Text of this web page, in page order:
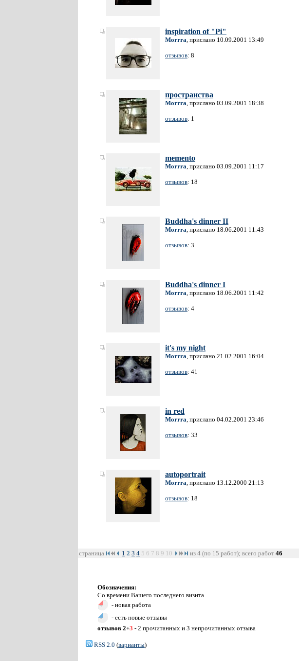
inspiration of "Pi"
Morrra, прислано 10.09.2001 13:49
отзывов: 8
пространства
Morrra, прислано 03.09.2001 18:38
отзывов: 1
memento
Morrra, прислано 03.09.2001 11:17
отзывов: 18
Buddha's dinner II
Morrra, прислано 18.06.2001 11:43
отзывов: 3
Buddha's dinner I
Morrra, прислано 18.06.2001 11:42
отзывов: 4
it's my night
Morrra, прислано 21.02.2001 16:04
отзывов: 41
in red
Morrra, прислано 04.02.2001 23:46
отзывов: 33
autoportrait
Morrra, прислано 13.12.2000 21:13
отзывов: 18
страница 1 2 3 4 5 6 7 8 9 10 из 4 (по 15 работ); всего работ 46
Обозначения:
Со времени Вашего последнего визита
- новая работа
- есть новые отзывы
отзывов 2+3 - 2 прочитанных и 3 непрочитанных отзыва
RSS 2.0 (варианты)